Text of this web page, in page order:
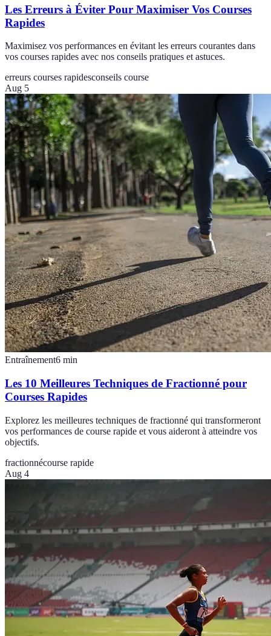
Les Erreurs à Éviter Pour Maximiser Vos Courses
Rapides
Maximisez vos performances en évitant les erreurs courantes dans
vos courses rapides avec nos conseils pratiques et astuces.
erreurs courses rapidesconseils course
Aug 5
Entraînement6 min
Les 10 Meilleures Techniques de Fractionné pour
Courses Rapides
Explorez les meilleures techniques de fractionné qui transformeront
vos performances de course rapide et vous aideront à atteindre vos
objectifs.
fractionnécourse rapide
Aug 4